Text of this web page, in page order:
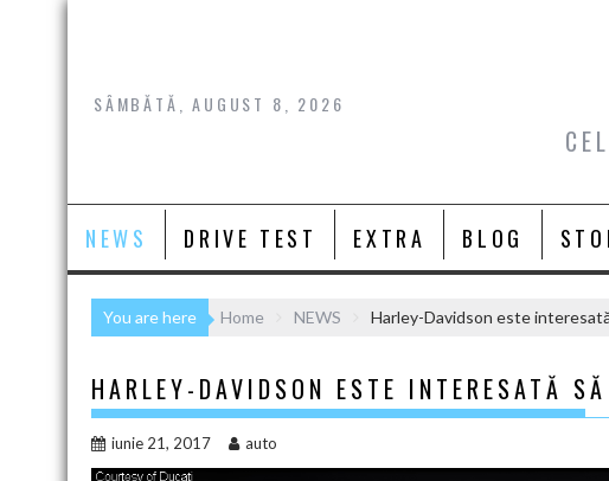
Skip
SÂMBĂTĂ, AUGUST 8, 2026
NEWS DRIVE TEST EXTRA BLOG
You are here Home NEWS Harley-Davidson este
HARLEY-DAVIDSON ESTE INTERESATĂ
iunie 21, 2017 auto